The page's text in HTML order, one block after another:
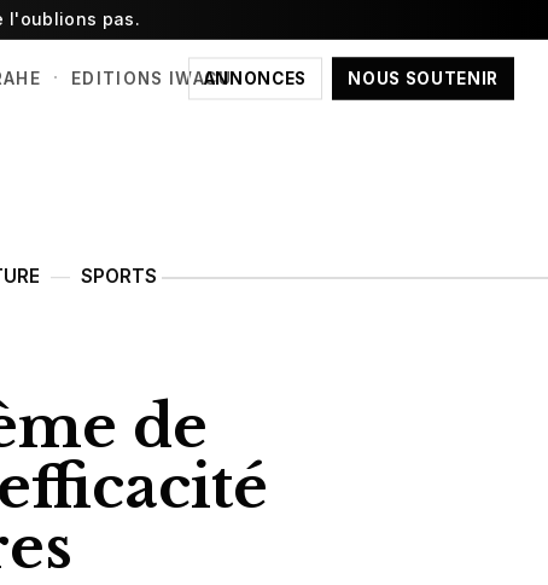
l'oublions pas.
ANNONCES NOUS SOUTENIR
· EDITIONS IWACU
SPORTS
de